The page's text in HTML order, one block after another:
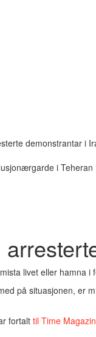
demonstrantar i
i
livet eller hamna i
på situasjonen, er
fortalt til Time